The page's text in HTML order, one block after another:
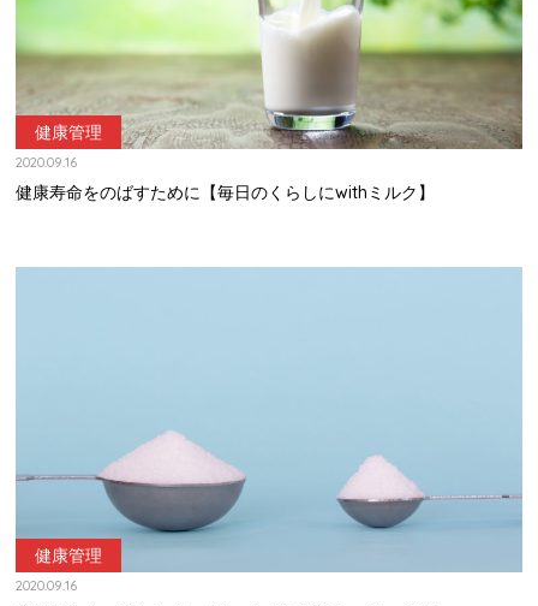
健康管理
2020.09.16
健康寿命をのばすために【毎日のくらしにwithミルク】
健康管理
2020.09.16